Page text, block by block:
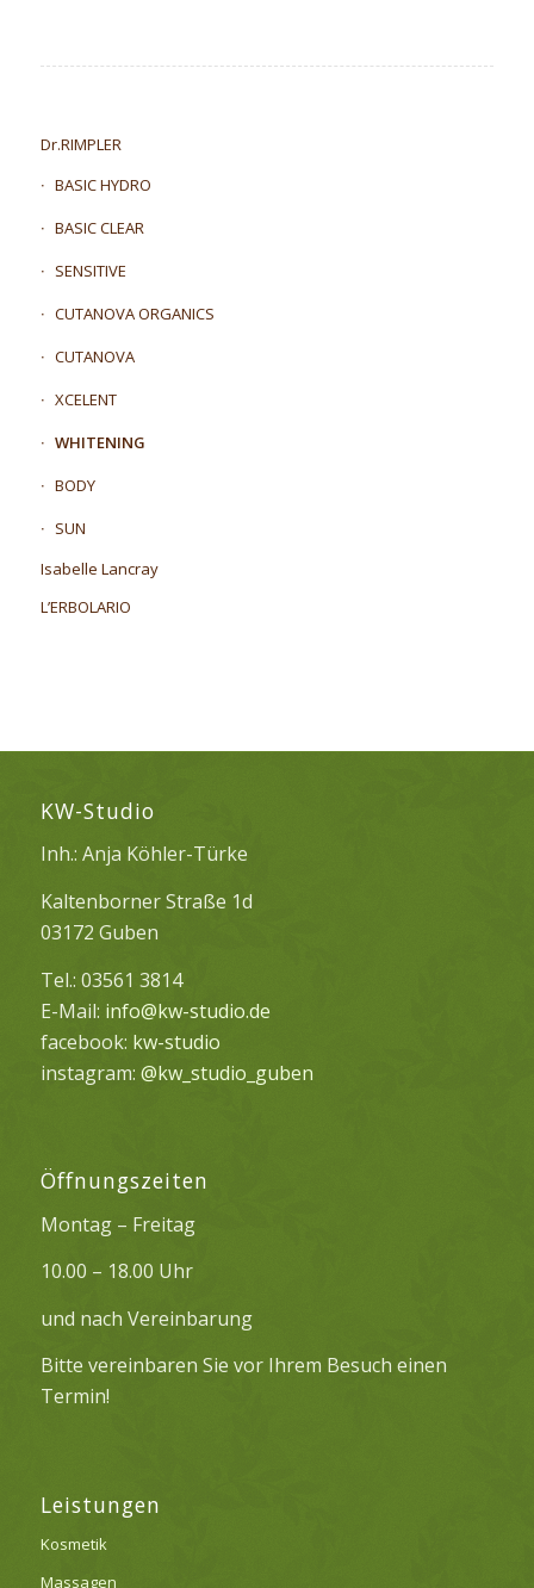
Dr.RIMPLER
BASIC HYDRO
BASIC CLEAR
SENSITIVE
CUTANOVA ORGANICS
CUTANOVA
XCELENT
WHITENING
BODY
SUN
Isabelle Lancray
L’ERBOLARIO
KW-Studio
Inh.: Anja Köhler-Türke
Kaltenborner Straße 1d
03172 Guben
Tel.: 03561 3814
E-Mail: info@kw-studio.de
facebook: kw-studio
instagram: @kw_studio_guben
Öffnungszeiten
Montag – Freitag
10.00 – 18.00 Uhr
und nach Vereinbarung
Bitte vereinbaren Sie vor Ihrem Besuch einen
Termin!
Leistungen
Kosmetik
Massagen